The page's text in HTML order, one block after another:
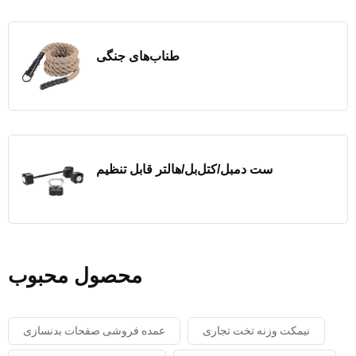
طناب‌های جنگی
ست دمبل/کتل‌بل/هالتر قابل تنظیم
محصول محبوب
عمده فروشی صفحات بدنسازی نیمکت وزنه تخت تجاری